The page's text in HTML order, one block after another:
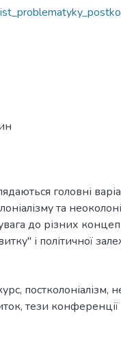
головні
та
до різних
і політичної
, постколоніалізм,
, тези конференції